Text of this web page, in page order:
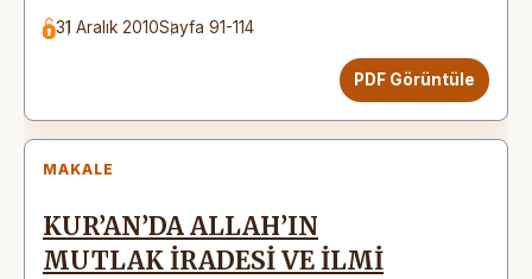
31 Aralık 2010Sayfa 91-114
PDF Görüntüle
MAKALE
KUR’AN’DA ALLAH’IN
MUTLAK İRADESİ VE İLMİ